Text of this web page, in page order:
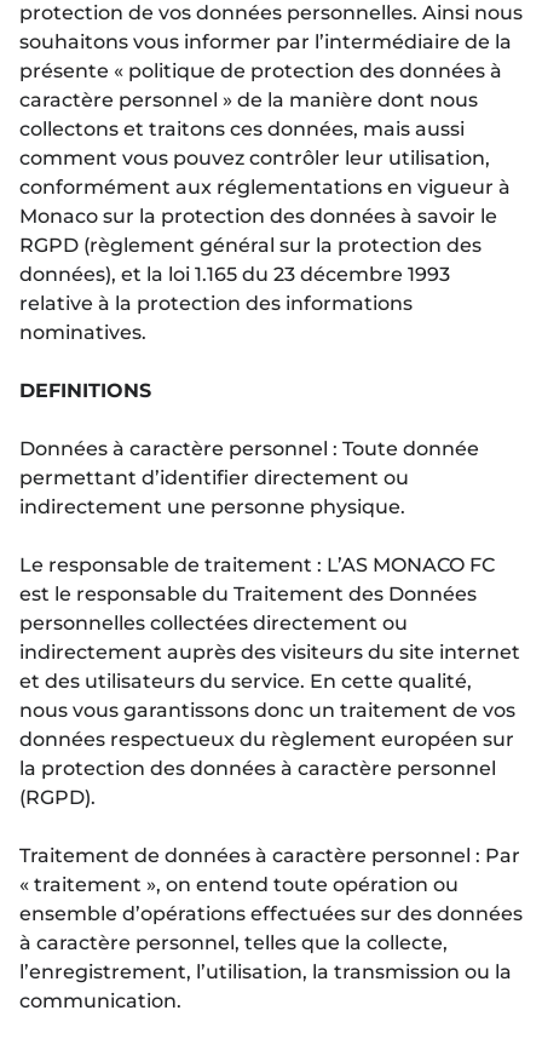
protection de vos données personnelles. Ainsi nous
souhaitons vous informer par l’intermédiaire de la
présente « politique de protection des données à
caractère personnel » de la manière dont nous
collectons et traitons ces données, mais aussi
comment vous pouvez contrôler leur utilisation,
conformément aux réglementations en vigueur à
Monaco sur la protection des données à savoir le
RGPD (règlement général sur la protection des
données), et la loi 1.165 du 23 décembre 1993
relative à la protection des informations
nominatives.
DEFINITIONS
Données à caractère personnel : Toute donnée
permettant d’identifier directement ou
indirectement une personne physique.
Le responsable de traitement : L’AS MONACO FC
est le responsable du Traitement des Données
personnelles collectées directement ou
indirectement auprès des visiteurs du site internet
et des utilisateurs du service. En cette qualité,
nous vous garantissons donc un traitement de vos
données respectueux du règlement européen sur
la protection des données à caractère personnel
(RGPD).
Traitement de données à caractère personnel : Par
« traitement », on entend toute opération ou
ensemble d’opérations effectuées sur des données
à caractère personnel, telles que la collecte,
l’enregistrement, l’utilisation, la transmission ou la
communication.